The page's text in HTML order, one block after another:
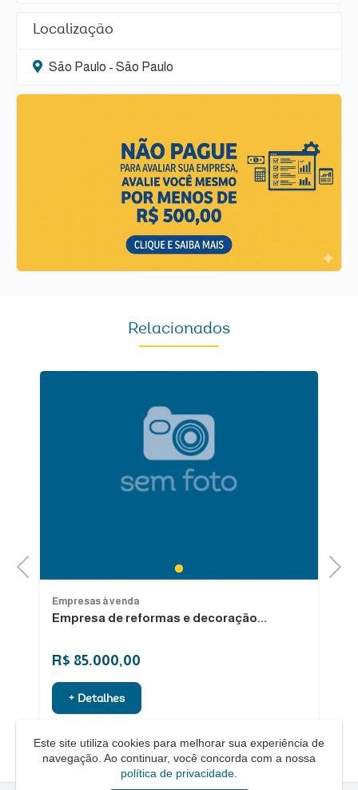
Localização
São Paulo - São Paulo
Relacionados
Previous 1
Empresas à venda
Empresa de reformas e decoração...
R$ 85.000,00
+ Detalhes
Next
Este site utiliza cookies para melhorar sua experiência de
navegação. Ao continuar, você concorda com a nossa
política de privacidade